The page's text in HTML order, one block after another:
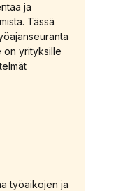
ja
Tässä
on yrityksille
työaikojen ja